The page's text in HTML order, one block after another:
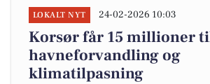
LOKALT NYT 24-02-2026 10:03
Korsør får 15 millioner
havneforvandling og
klimatilpasning